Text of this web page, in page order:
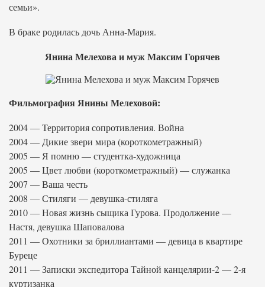
семьи».
В браке родилась дочь Анна-Мария.
Янина Мелехова и муж Максим Горячев
Фильмография Янины Мелеховой:
2004 — Территория сопротивления. Война
2004 — Дикие звери мира (короткометражный)
2005 — Я помню — студентка-художница
2005 — Цвет любви (короткометражный) — служанка
2007 — Ваша честь
2008 — Стиляги — девушка-стиляга
2010 — Новая жизнь сыщика Гурова. Продолжение —
Настя, девушка Шаповалова
2011 — Охотники за бриллиантами — девица в квартире
Буреце
2011 — Записки экспедитора Тайной канцелярии-2 — 2-я
куртизанка